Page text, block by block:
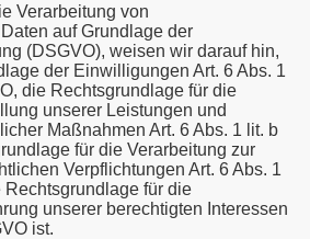
Verarbeitung von
auf Grundlage der
(DSGVO), weisen wir darauf hin,
der Einwilligungen Art. 6 Abs. 1
die Rechtsgrundlage für die
unserer Leistungen und
Maßnahmen Art. 6 Abs. 1 lit. b
für die Verarbeitung zur
Verpflichtungen Art. 6 Abs. 1
Rechtsgrundlage für die
unserer berechtigten Interessen
ist.